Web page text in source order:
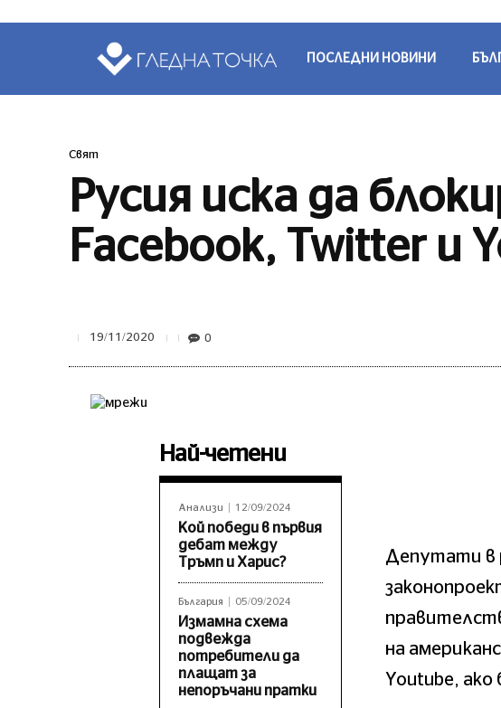
ПОСЛЕДНИ НОВИНИ
Свят
Русия иска да
Facebook, Twitter и
19/11/2020 0
Най-четени
Анализи 12/09/2024
Кой победи в първия
дебат между
Тръмп и Харис?
България 05/09/2024
Измамна схема
подвежда
потребители да
плащат за
непоръчани пратки
Депутати в
на
Youtube,